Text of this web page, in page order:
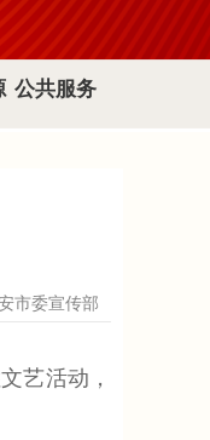
公共服务
市委宣传部
艺活动，